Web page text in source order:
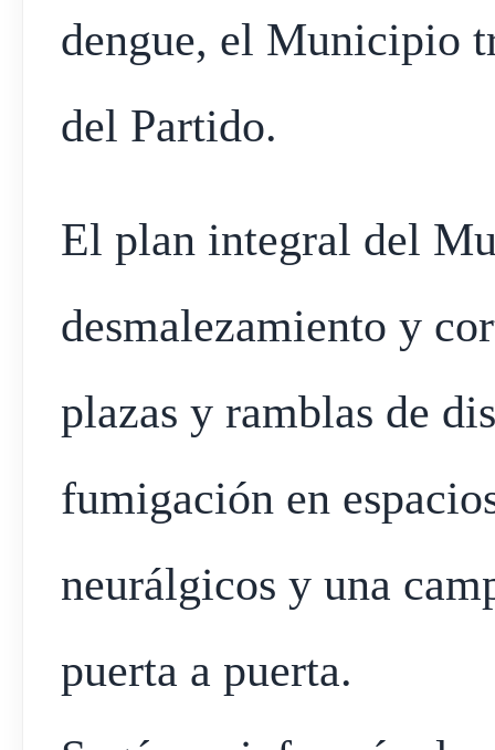
dengue, el Municipio
del Partido.
El plan integral del
desmalezamiento y
plazas y ramblas de
fumigación en
neurálgicos y una
puerta a puerta.